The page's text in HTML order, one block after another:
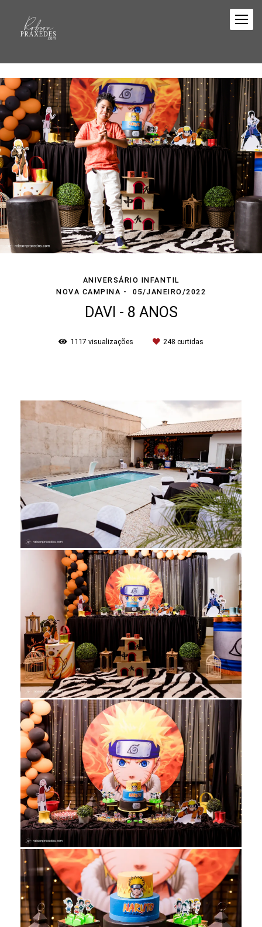
ANIVERSÁRIO INFANTIL
NOVA CAMPINA
05/JANEIRO/2022
DAVI - 8 ANOS
1117 visualizações 248 curtidas